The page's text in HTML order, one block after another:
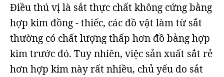
Điều thú vị là sắt thực chất không cứng bằng
hợp kim đồng - thiếc, các đồ vật làm từ sắt
thường có chất lượng thấp hơn đồ bằng hợp
kim trước đó. Tuy nhiên, việc sản xuất sắt rẻ
hơn hợp kim này rất nhiều, chủ yếu do sắt